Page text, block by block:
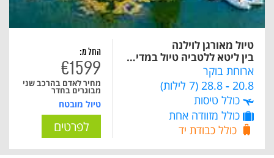
טיול מאורגן לוילנה
בין ליטא ללטביה טיול במדינות הבלטיות - BAL 2026
ארוחת בוקר
20.8
- 28.8 (7 לילות)
כולל טיסות
כולל מזוודה אחת
כולל כבודת יד
החל מ:
€1599
מחיר לאדם בהרכב שני
מבוגרים בחדר
טיול מובטח
לפרטים